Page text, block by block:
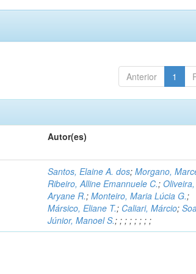
Anterior 1
Autor(es)
Santos, Elaine A. dos;Morgano,
Ribeiro, Alline Emannuele C.;Oliveira,
Aryane R.;Monteiro, Maria Lúcia G.;
Mársico, Eliane T.; Caliari, Márcio;
Júnior, Manoel S.;;;;;;;;